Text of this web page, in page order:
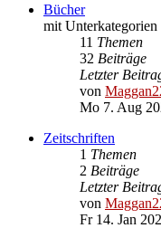
Bücher
mit Unterkategorien
11 Themen
32 Beiträge
Letzter
von
Mo 7. Aug
Zeitschriften
1 Themen
2 Beiträge
Letzter
von
Fr 14. Jan